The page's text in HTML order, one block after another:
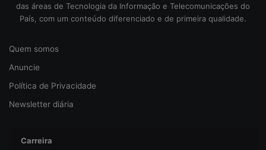
das áreas de Tecnologia da Informação e Telecomunicações do
País, com um conteúdo diferenciado e de primeira qualidade.
Quem somos
Anuncie
Política de Privacidade
Newsletter diária
Carreira